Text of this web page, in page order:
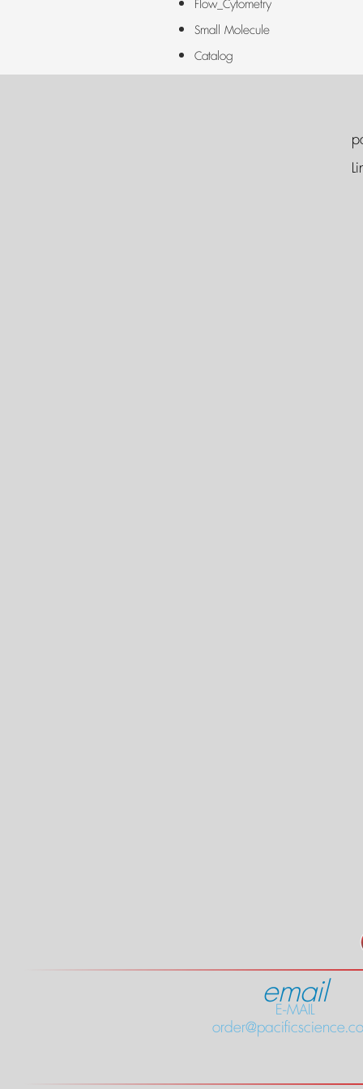
Flow_Cytometry
Small Molecule
Catalog
email
E-MAIL